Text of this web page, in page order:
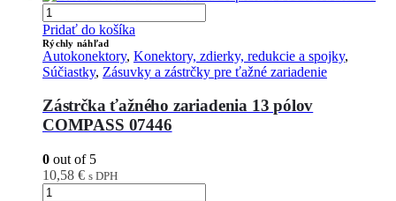
Pridať do košíka
Rýchly náhľad
Autokonektory, Konektory, zdierky, redukcie a spojky,
Súčiastky, Zásuvky a zástrčky pre ťažné zariadenie
Zástrčka ťažného zariadenia 13 pólov
COMPASS 07446
0 out of 5
10,58 € s DPH